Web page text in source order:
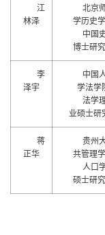
江
林泽
北京
学历史
中国
博士研
李
泽宇
中国
学法学
法学
业硕士研
蒋
正华
贵州
共管理
人口
硕士研